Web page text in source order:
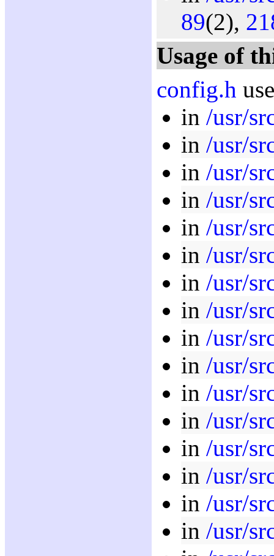
89(2),
Usage of
config.h
in /usr/
in /usr/
in /usr/
in /usr/
in /usr/
in /usr/
in /usr/
in /usr/
in /usr/
in /usr/
in /usr/
in /usr/
in /usr/
in /usr/
in /usr/
in /usr/